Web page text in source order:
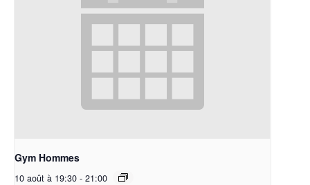
Gym Hommes
10 août à 19:30 - 21:00